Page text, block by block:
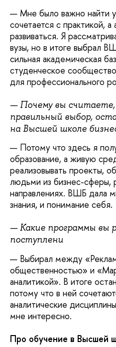
— Мне было важно найти
сочетается с практикой,
развиваться. Я
вузы, но в итоге выбрал
сильная академическая
студенческое
для профессионального
— Почему вы
правильный выбор,
на Высшей школе
— Потому что здесь я
образование, а живую
реализовывать проекты,
людьми из бизнес-сферы,
направлениях. ВШБ дала
знания, и понимание себя.
— Какие программы вы
поступлени
— Выбирал между
общественностью» и
аналитикой». В итоге
потому что в ней
аналитические
мне интересно.
Про обучение в Высшей